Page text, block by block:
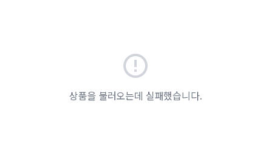
상품을 불러오는데 실패했습니다.